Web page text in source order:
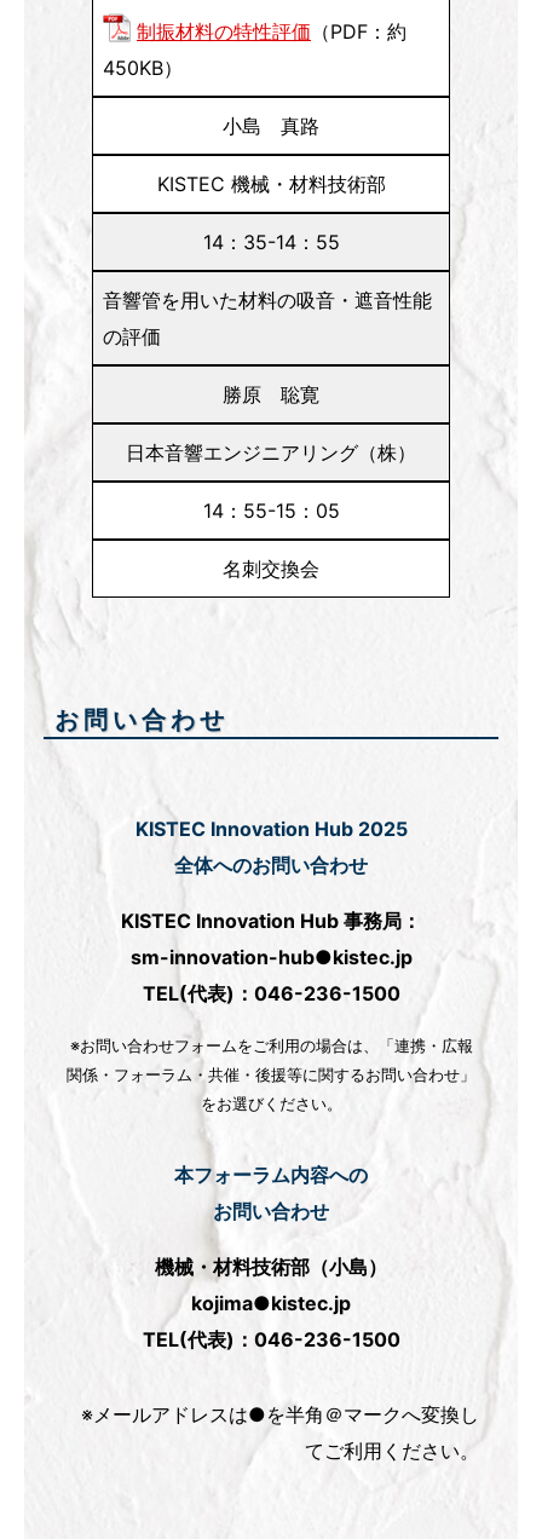
制振材料の特性評価 （PDF：約
450KB）
小島 真路
KISTEC 機械・材料技術部
14：35-14：55
音響管を用いた材料の吸音・遮音性能
の評価
勝原 聡寛
日本音響エンジニアリング（株）
14：55-15：05
名刺交換会
お問い合わせ
KISTEC Innovation Hub 2025
全体へのお問い合わせ
KISTEC Innovation Hub 事務局：
sm-innovation-hub●kistec.jp
TEL(代表)：046-236-1500
※お問い合わせフォームをご利用の場合は、「連携・広報
関係・フォーラム・共催・後援等に関するお問い合わせ」
をお選びください。
本フォーラム内容への
お問い合わせ
機械・材料技術部（小島）
kojima●kistec.jp
TEL(代表)：046-236-1500
※メールアドレスは●を半角＠マークへ変換し
てご利用ください。